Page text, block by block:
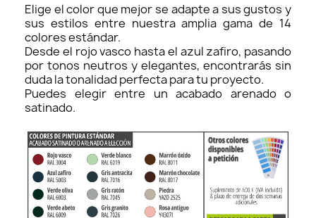
Elige el color que mejor se adapte a sus gustos y
sus estilos entre nuestra amplia gama de 14
colores estándar.
Desde el rojo vasco hasta el azul zafiro, pasando
por tonos neutros y elegantes, encontrarás sin
duda la tonalidad perfecta para tu proyecto.
Puedes elegir entre un acabado arenado o
satinado.